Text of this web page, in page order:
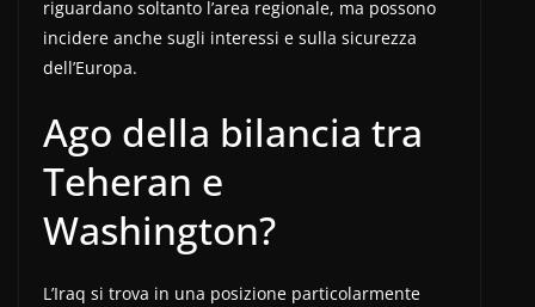
riguardano soltanto l’area regionale, ma possono
incidere anche sugli interessi e sulla sicurezza
dell’Europa.
Ago della bilancia tra
Teheran e
Washington?
L’Iraq si trova in una posizione particolarmente